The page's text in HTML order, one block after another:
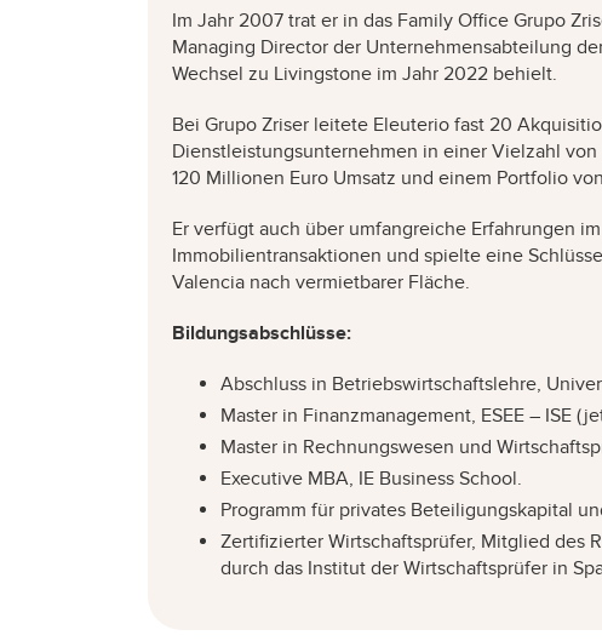
Im Jahr 2007 trat er in das Family Office Grupo
Managing Director der Unternehmensabteilung
Wechsel zu Livingstone im Jahr 2022 behielt.
Bei Grupo Zriser leitete Eleuterio fast 20
Dienstleistungsunternehmen in einer Vielzahl
120 Millionen Euro Umsatz und einem Portfolio
Er verfügt auch über umfangreiche Erfahrungen
Immobilientransaktionen und spielte eine
Valencia nach vermietbarer Fläche.
Bildungsabschlüsse:
Abschluss in Betriebswirtschaftslehre,
Master in Finanzmanagement, ESEE – ISE
Master in Rechnungswesen und
Executive MBA, IE Business School.
Programm für privates Beteiligungskapital
Zertifizierter Wirtschaftsprüfer, Mitglied des
durch das Institut der Wirtschaftsprüfer in